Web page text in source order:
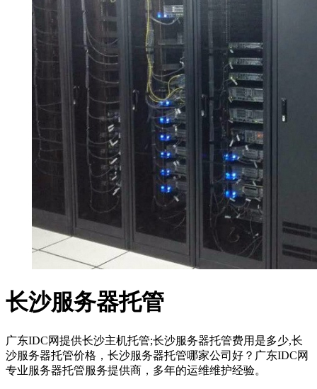
长沙服务器托管
广东IDC网提供长沙主机托管;长沙服务器托管费用是多少,长
沙服务器托管价格，长沙服务器托管哪家公司好？广东IDC网
专业服务器托管服务提供商，多年的运维维护经验。